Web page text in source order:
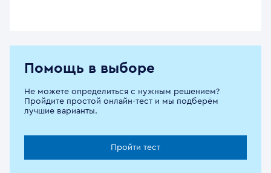
Помощь в выборе
Не можете определиться с нужным решением?
Пройдите простой онлайн-тест и мы подберём
лучшие варианты.
Пройти тест